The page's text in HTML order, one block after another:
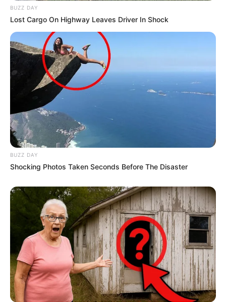
BUZZ DAY
Lost Cargo On Highway Leaves Driver In Shock
BUZZ DAY
Shocking Photos Taken Seconds Before The Disaster